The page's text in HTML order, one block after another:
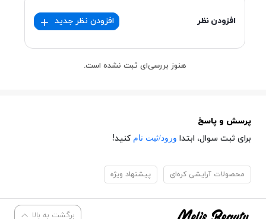
افزودن نظر افزودن نظر جدید
هنوز بررسی‌ای ثبت نشده است.
پرسش و پاسخ
برای ثبت سوال، ابتدا ورود/ثبت نام کنید!
محصولات آرایشی کره‌ای پیشنهاد ویژه
برگشت به بالا